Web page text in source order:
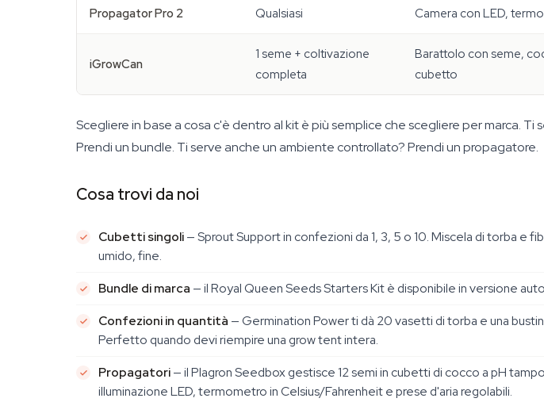
Propagator Pro 2 Qualsiasi Camera con LED,
iGrowCan
1 seme + coltivazione
completa
Barattolo con seme,
cubetto
Scegliere in base a cosa c'è dentro al kit è più semplice che scegliere per marca. Ti
Prendi un bundle. Ti serve anche un ambiente controllato? Prendi un propagatore.
Cosa trovi da noi
Cubetti singoli— Sprout Support in confezioni da 1, 3, 5 o 10. Miscela di torba e
umido, fine.
Bundle di marca — il Royal Queen Seeds Starters Kit è disponibile in versione
Confezioni in quantità — Germination Power ti dà 20 vasetti di torba e una
Perfetto quando devi riempire una grow tent intera.
Propagatori— il Plagron Seedbox gestisce 12 semi in cubetti di cocco a pH
illuminazione LED, termometro in Celsius/Fahrenheit e prese d'aria regolabili.